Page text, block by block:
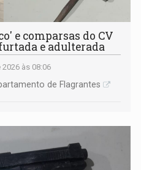
e comparsas do CV
e adulterada
às 08:06
de Flagrantes